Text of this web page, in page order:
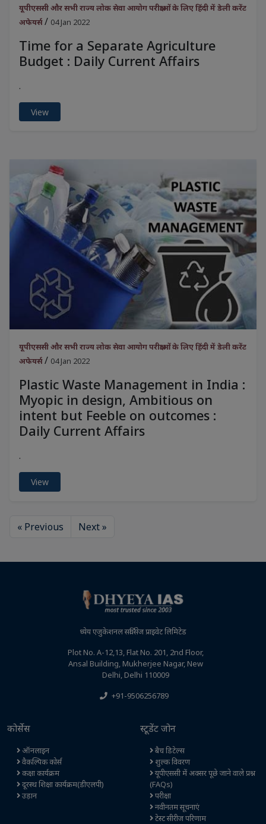
यूपीएससी और सभी राज्य लोक सेवा आयोग परीक्षाओं के लिए हिंदी में डेली करेंट
अफेयर्स/ 04 Jan 2022
Time for a Separate Agriculture
Budget : Daily Current Affairs
.
View
यूपीएससी और सभी राज्य लोक सेवा आयोग परीक्षाओं के लिए हिंदी में डेली करेंट
अफेयर्स/ 04 Jan 2022
Plastic Waste Management in India :
Myopic in design, Ambitious on
intent but Feeble on outcomes :
Daily Current Affairs
.
View
« Previous Next »
ध्येय एजुकेशनल सर्विसेज प्राइवेट लिमिटेड
Plot No. A-12,13, Flat No. 201, 2nd Floor,
Ansal Building, Mukherjee Nagar, New
Delhi, Delhi 110009
+91-9506256789
कोर्सेस
ऑनलाइन
वैकल्पिक कोर्स
कक्षा कार्यक्रम
दूरस्थ शिक्षा कार्यक्रम(डीएलपी)
उड़ान
स्टूडेंट जोन
बैच डिटेल्स
शुल्क विवरण
यूपीएससी में अक्सर पूछे जाने वाले प्रश्न
(FAQs)
परीक्षा
नवीनतम सूचनाएं
टेस्ट सीरीज परिणाम